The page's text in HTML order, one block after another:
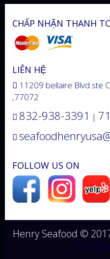
CHẤP NHẬN THANH
LIÊN HỆ
11209 bellaire Blvd ste
,77072
832-938-3391 |
FOLLOW US ON
Henry Seafood ©
TV